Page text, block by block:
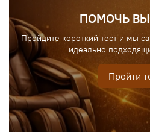
ПОМОЧЬ
Пройдите короткий тест и мы
идеально
Пройти